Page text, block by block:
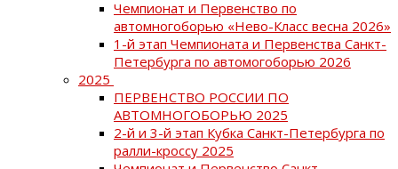
Чемпионат и Первенство по
автомногоборью «Нево-Класс весна 2026»
1-й этап Чемпионата и Первенства Санкт-
Петербурга по автомогоборью 2026
2025
ПЕРВЕНСТВО РОССИИ ПО
АВТОМНОГОБОРЬЮ 2025
2-й и 3-й этап Кубка Санкт-Петербурга по
ралли-кроссу 2025